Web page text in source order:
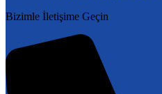
Bizimle İletişime Geçin